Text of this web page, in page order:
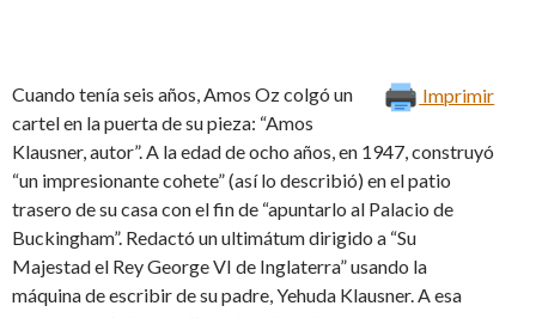
Imprimir
Cuando tenía seis años, Amos Oz colgó un
cartel en la puerta de su pieza: “Amos
Klausner, autor”. A la edad de ocho años, en 1947, construyó
“un impresionante cohete” (así lo describió) en el patio
trasero de su casa con el fin de “apuntarlo al Palacio de
Buckingham”. Redactó un ultimátum dirigido a “Su
Majestad el Rey George VI de Inglaterra” usando la
máquina de escribir de su padre, Yehuda Klausner. A esa